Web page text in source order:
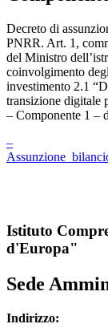
Decreto di
PNRR. Art. 1,
del Ministro
coinvolgimento
investimento 2.1
transizione digitale
– Componente 1 –
–
Istituto
d'Europa"
Sede
Indirizzo: